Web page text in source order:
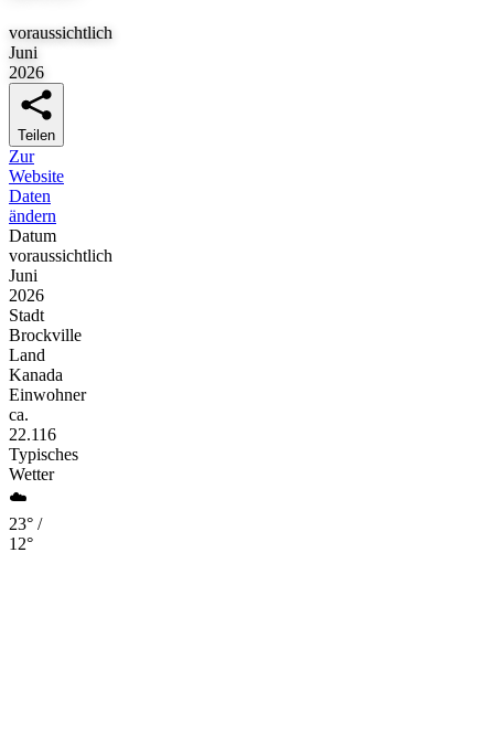
voraussichtlich
Juni
2026
Teilen
Zur
Website
Daten
ändern
Datum
voraussichtlich
Juni
2026
Stadt
Brockville
Land
Kanada
Einwohner
ca.
22.116
Typisches
Wetter
☁️
23° /
12°